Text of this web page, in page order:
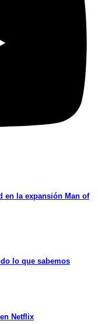
en la expansión Man of
lo que sabemos
Netflix